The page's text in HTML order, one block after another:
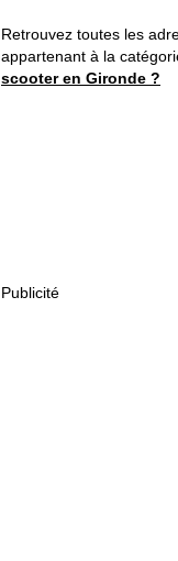
Retrouvez toutes les
appartenant à la
scooter en Gironde ?
Publicité